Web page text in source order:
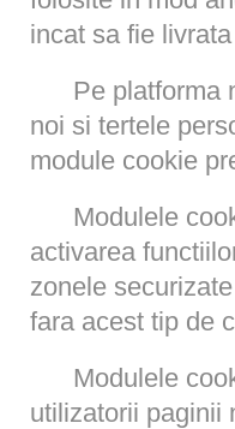
incat sa fie
Pe platforma
noi si tertele
module cookie
Modulele
activarea
zonele
fara acest tip de
Modulele
utilizatorii paginii